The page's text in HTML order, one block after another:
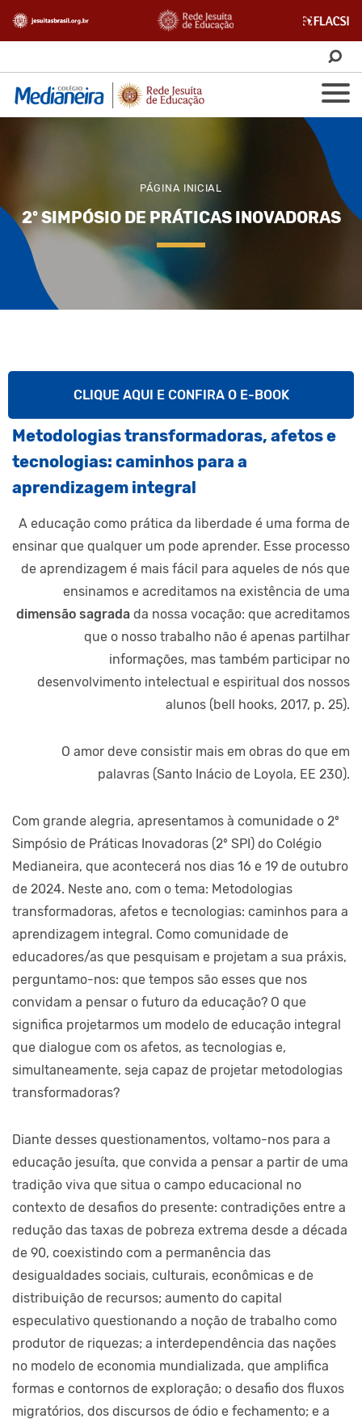
PÁGINA INICIAL
2º SIMPÓSIO DE PRÁTICAS INOVADORAS
CLIQUE AQUI E CONFIRA O E-BOOK
Metodologias transformadoras, afetos e
tecnologias: caminhos para a
aprendizagem integral
A educação como prática da liberdade é uma forma de
ensinar que qualquer um pode aprender. Esse processo
de aprendizagem é mais fácil para aqueles de nós que
ensinamos e acreditamos na existência de uma
dimensão sagrada da nossa vocação: que acreditamos
que o nosso trabalho não é apenas partilhar
informações, mas também participar no
desenvolvimento intelectual e espiritual dos nossos
alunos (bell hooks, 2017, p. 25).
O amor deve consistir mais em obras do que em
palavras (Santo Inácio de Loyola, EE 230).
Com grande alegria, apresentamos à comunidade o 2º
Simpósio de Práticas Inovadoras (2º SPI) do Colégio
Medianeira, que acontecerá nos dias 16 e 19 de outubro
de 2024. Neste ano, com o tema: Metodologias
transformadoras, afetos e tecnologias: caminhos para a
aprendizagem integral. Como comunidade de
educadores/as que pesquisam e projetam a sua práxis,
perguntamo-nos: que tempos são esses que nos
convidam a pensar o futuro da educação? O que
significa projetarmos um modelo de educação integral
que dialogue com os afetos, as tecnologias e,
simultaneamente, seja capaz de projetar metodologias
transformadoras?
Diante desses questionamentos, voltamo-nos para a
educação jesuíta, que convida a pensar a partir de uma
tradição viva que situa o campo educacional no
contexto de desafios do presente: contradições entre a
redução das taxas de pobreza extrema desde a década
de 90, coexistindo com a permanência das
desigualdades sociais, culturais, econômicas e de
distribuição de recursos; aumento do capital
especulativo questionando a noção de trabalho como
produtor de riquezas; a interdependência das nações
no modelo de economia mundializada, que amplifica
formas e contornos de exploração; o desafio dos fluxos
migratórios, dos discursos de ódio e fechamento; e a